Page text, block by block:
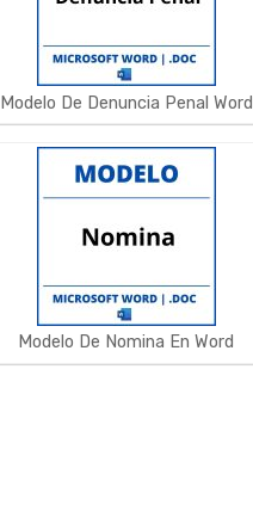
Modelo De Denuncia Penal Word
Modelo De Nomina En Word